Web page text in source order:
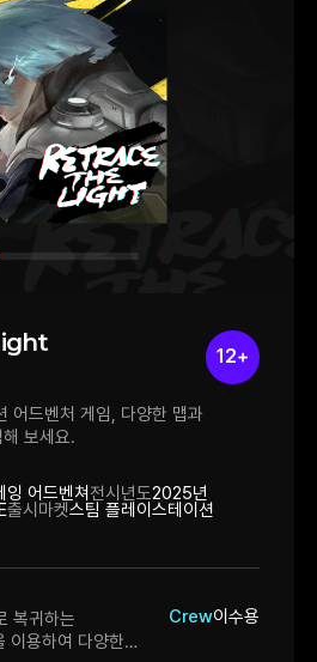
12+
어드벤처 게임, 다양한 맵과
보세요.
잉 어드벤쳐 전시년도2025년
출시마켓스팀 플레이스테이션
복귀하는
이용하여 다양한
Crew이수용